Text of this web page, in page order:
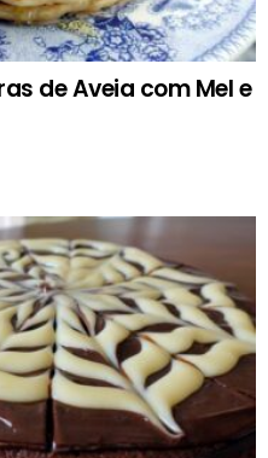
de Aveia com Mel e